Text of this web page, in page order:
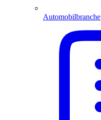
Automobilbranche